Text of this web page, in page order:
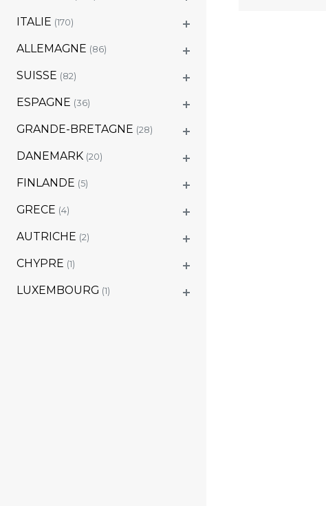
ITALIE (170)
ALLEMAGNE (86)
SUISSE (82)
ESPAGNE (36)
GRANDE-BRETAGNE (28)
DANEMARK (20)
FINLANDE (5)
GRECE (4)
AUTRICHE (2)
CHYPRE (1)
LUXEMBOURG (1)